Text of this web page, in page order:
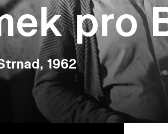
pro
1962